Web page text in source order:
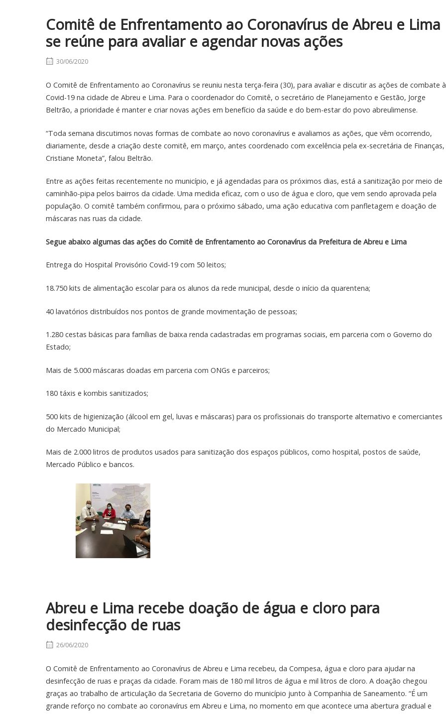
Comitê de Enfrentamento ao Coronavírus de Abreu e Lima
se reúne para avaliar e agendar novas ações
30/06/2020
O Comitê de Enfrentamento ao Coronavírus se reuniu nesta terça-feira (30), para avaliar e discutir as ações de combate à
Covid-19 na cidade de Abreu e Lima. Para o coordenador do Comitê, o secretário de Planejamento e Gestão, Jorge
Beltrão, a prioridade é manter e criar novas ações em benefício da saúde e do bem-estar do povo abreulimense.
“Toda semana discutimos novas formas de combate ao novo coronavírus e avaliamos as ações, que vêm ocorrendo,
diariamente, desde a criação deste comitê, em março, antes coordenado com excelência pela ex-secretária de Finanças,
Cristiane Moneta”, falou Beltrão.
Entre as ações feitas recentemente no município, e já agendadas para os próximos dias, está a sanitização por meio de
caminhão-pipa pelos bairros da cidade. Uma medida eficaz, com o uso de água e cloro, que vem sendo aprovada pela
população. O comitê também confirmou, para o próximo sábado, uma ação educativa com panfletagem e doação de
máscaras nas ruas da cidade.
Segue abaixo algumas das ações do Comitê de Enfrentamento ao Coronavírus da Prefeitura de Abreu e Lima
Entrega do Hospital Provisório Covid-19 com 50 leitos;
18.750 kits de alimentação escolar para os alunos da rede municipal, desde o início da quarentena;
40 lavatórios distribuídos nos pontos de grande movimentação de pessoas;
1.280 cestas básicas para famílias de baixa renda cadastradas em programas sociais, em parceria com o Governo do
Estado;
Mais de 5.000 máscaras doadas em parceria com ONGs e parceiros;
180 táxis e kombis sanitizados;
500 kits de higienização (álcool em gel, luvas e máscaras) para os profissionais do transporte alternativo e comerciantes
do Mercado Municipal;
Mais de 2.000 litros de produtos usados para sanitização dos espaços públicos, como hospital, postos de saúde,
Mercado Público e bancos.
Abreu e Lima recebe doação de água e cloro para
desinfecção de ruas
26/06/2020
O Comitê de Enfrentamento ao Coronavírus de Abreu e Lima recebeu, da Compesa, água e cloro para ajudar na
desinfecção de ruas e praças da cidade. Foram mais de 180 mil litros de água e mil litros de cloro. A doação chegou
graças ao trabalho de articulação da Secretaria de Governo do município junto à Companhia de Saneamento. “É um
grande reforço no combate ao coronavírus em Abreu e Lima, no momento em que acontece uma abertura gradual e